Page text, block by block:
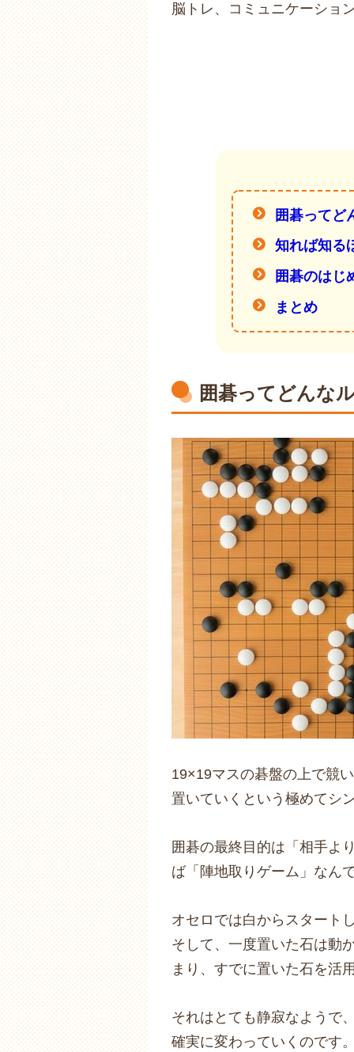
脳トレ、コミュニケーショ
囲碁ってど
知れば知る
囲碁のはじ
まとめ
囲碁ってどんな
19×19マスの碁盤の上で競
置いていくという極めてシ
囲碁の最終目的は「相手よ
ば「陣地取りゲーム」なん
オセロでは白からスタート
そして、一度置いた石は動
まり、すでに置いた石を活
それはとても静寂なようで
確実に変わっていくのです